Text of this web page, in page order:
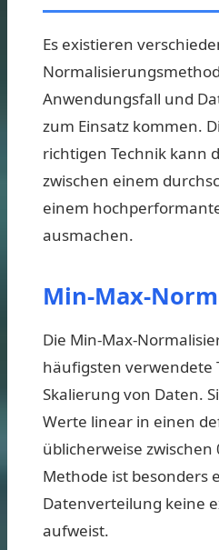
Es existieren
Anwendungsfall und
zum Einsatz kommen.
richtigen Technik kann
zwischen einem
einem
ausmachen.
Min-Max-
Die Min-Max-
häufigsten verwendete
Skalierung von Daten.
Werte linear in einen
üblicherweise zwischen
Methode ist besonders
Datenverteilung keine
aufweist.